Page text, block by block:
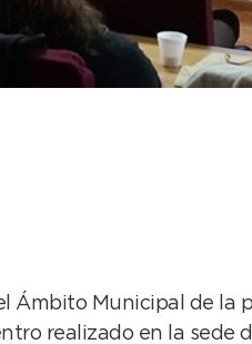
Ámbito Municipal de la
realizado en la sede